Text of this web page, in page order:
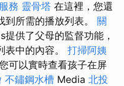
務 靈骨塔 在這裡，您還
所需的播放列表。 關
提供了父母的監督功能，
表中的內容。 打掃阿姨
可以實時查看孩子在屏
不鏽鋼水槽 Media 北投